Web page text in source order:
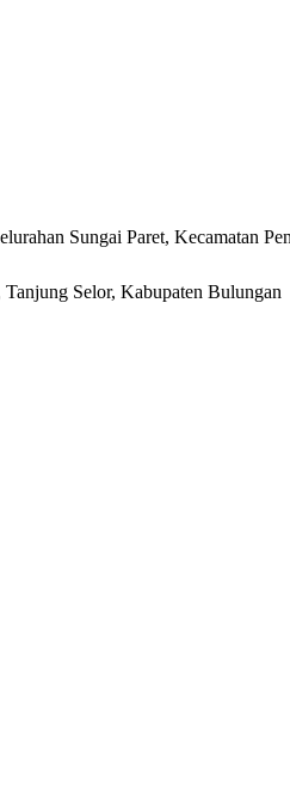
Sungai Paret, Kecamatan
Selor, Kabupaten Bulungan